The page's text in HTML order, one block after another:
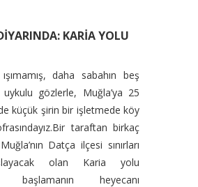
KARİA YOLU
daha sabahın beş
uykulu gözlerle, Muğla’ya 25
küçük şirin bir işletmede köy
Birtaraftan birkaç
Datça ilçesi sınırları
olan Karia yolu
başlamanın heyecanı